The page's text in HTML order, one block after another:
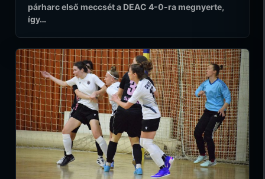
párharc első meccsét a DEAC 4-0-ra megnyerte,
így…